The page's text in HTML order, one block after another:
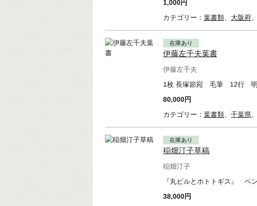
1,000円
カテゴリー： 葉書類 大阪府
在庫あり
伊藤左千夫葉書
伊藤左千夫
1枚 長塚節宛 毛筆 12行 明
80,000円
カテゴリー： 葉書類 千葉県
在庫あり
稲畑汀子草稿
稲畑汀子
『丸ビルとホトトギス』 ペ
38,000円